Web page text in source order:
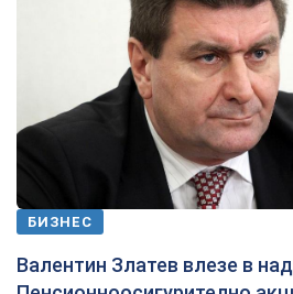
БИЗНЕС
Валентин Златев влезе в